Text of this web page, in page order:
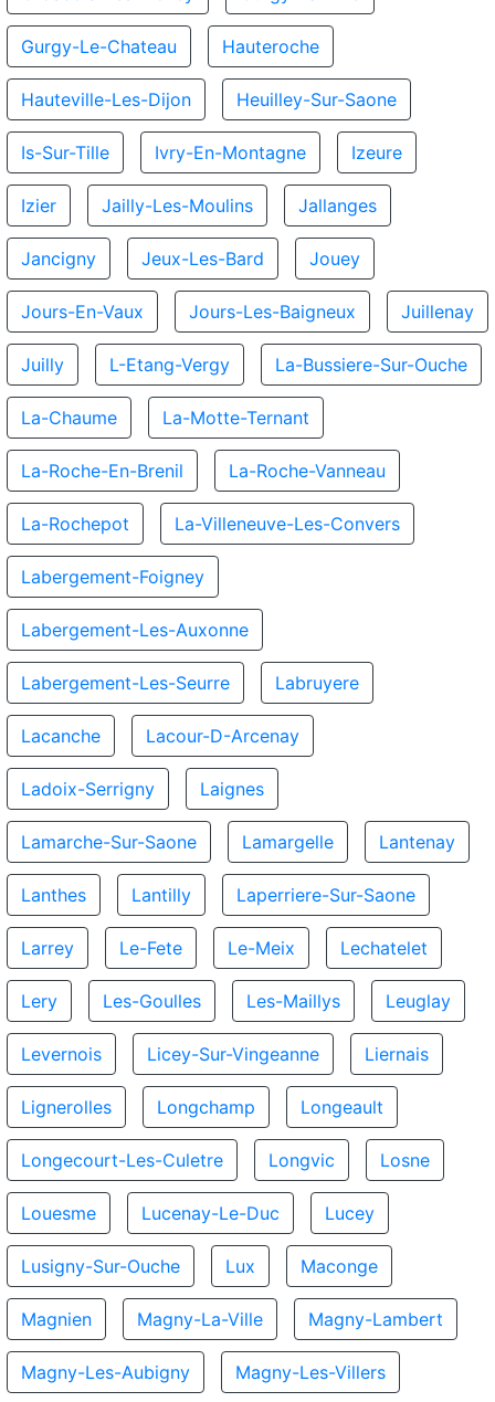
Gurgy-Le-Chateau Hauteroche
Hauteville-Les-Dijon Heuilley-Sur-Saone
Is-Sur-Tille Ivry-En-Montagne Izeure
Izier Jailly-Les-Moulins Jallanges
Jancigny Jeux-Les-Bard Jouey
Jours-En-Vaux Jours-Les-Baigneux Juillenay
Juilly L-Etang-Vergy La-Bussiere-Sur-Ouche
La-Chaume La-Motte-Ternant
La-Roche-En-Brenil La-Roche-Vanneau
La-Rochepot La-Villeneuve-Les-Convers
Labergement-Foigney
Labergement-Les-Auxonne
Labergement-Les-Seurre Labruyere
Lacanche Lacour-D-Arcenay
Ladoix-Serrigny Laignes
Lamarche-Sur-Saone Lamargelle Lantenay
Lanthes Lantilly Laperriere-Sur-Saone
Larrey Le-Fete Le-Meix Lechatelet
Lery Les-Goulles Les-Maillys Leuglay
Levernois Licey-Sur-Vingeanne Liernais
Lignerolles Longchamp Longeault
Longecourt-Les-Culetre Longvic Losne
Louesme Lucenay-Le-Duc Lucey
Lusigny-Sur-Ouche Lux Maconge
Magnien Magny-La-Ville Magny-Lambert
Magny-Les-Aubigny Magny-Les-Villers